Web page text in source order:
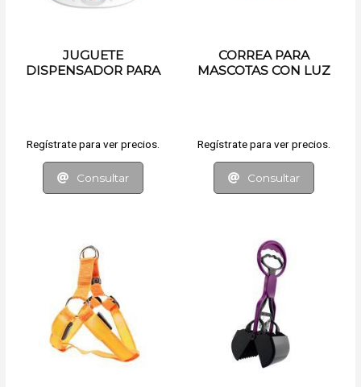
JUGUETE
DISPENSADOR PARA
Regístrate para ver precios.
Consultar
CORREA PARA
MASCOTAS CON LUZ
Regístrate para ver precios.
Consultar